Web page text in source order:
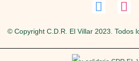
© Copyright C.D.R. El Villar 2023. Todos